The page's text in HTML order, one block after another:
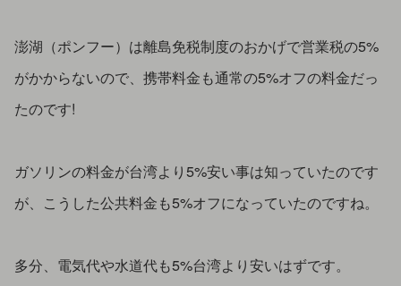
澎湖（ポンフー）は離島免税制度のおかげで営業税の5%
がかからないので、携帯料金も通常の5%オフの料金だっ
たのです!
ガソリンの料金が台湾より5%安い事は知っていたのです
が、こうした公共料金も5%オフになっていたのですね。
多分、電気代や水道代も5%台湾より安いはずです。